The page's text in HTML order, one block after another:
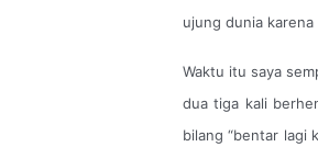
ujung dunia
Waktu itu saya
dua tiga kali
bilang “bentar lagi